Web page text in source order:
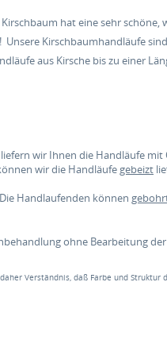
hat eine sehr
Kirschbaumhandläufe
aus Kirsche bis zu einer
wir Ihnen die Handläufe
wir die Handläufe gebeizt
Handlaufenden können
ohne Bearbeitung der
Verständnis, daß Farbe und Struktur